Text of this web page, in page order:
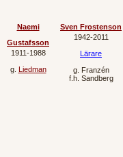
Naemi
Gustafsson
1911‐1988
g. Liedman
Sven Frostenson
1942‐2011
Lärare
g. Franzén
f.h. Sandberg